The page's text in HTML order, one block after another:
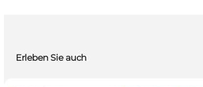
Erleben Sie auch